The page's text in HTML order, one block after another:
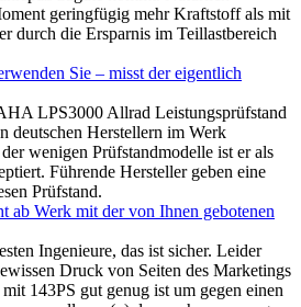
geringfügig mehr Kraftstoff als mit
durch die Ersparnis im Teillastbereich
Sie – misst der eigentlich
LPS3000 Allrad Leistungsprüfstand
deutschen Herstellern im Werk
wenigen Prüfstandmodelle ist er als
Führende Hersteller geben eine
Prüfstand.
ab Werk mit der von Ihnen gebotenen
Ingenieure, das ist sicher. Leider
Druck von Seiten des Marketings
143PS gut genug ist um gegen einen